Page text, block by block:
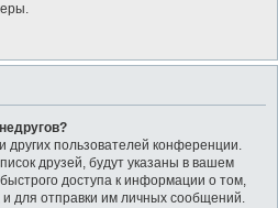
других пользователей конференции.
друзей, будут указаны в вашем
доступа к информации о том,
и для отправки им личных сообщений.